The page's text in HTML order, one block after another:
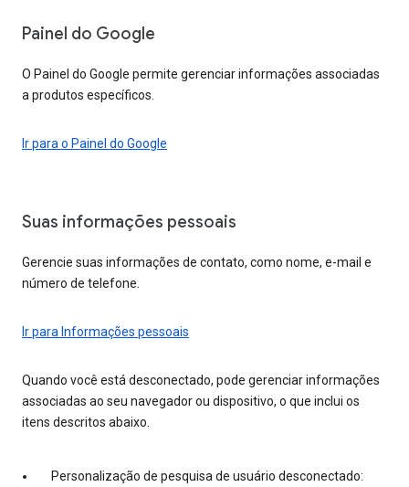
Painel do Google
O Painel do Google permite gerenciar informações associadas
a produtos específicos.
Ir para o Painel do Google
Suas informações pessoais
Gerencie suas informações de contato, como nome, e-mail e
número de telefone.
Ir para Informações pessoais
Quando você está desconectado, pode gerenciar informações
associadas ao seu navegador ou dispositivo, o que inclui os
itens descritos abaixo.
Personalização de pesquisa de usuário desconectado: